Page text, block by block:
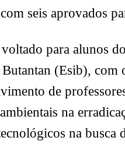
seis aprovados
para alunos
(Esib), com
de
na
na busca